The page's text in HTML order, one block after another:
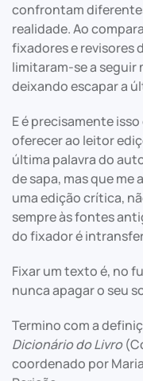
confrontam
realidade. Ao
fixadores e revisores
limitaram-se a seguir
deixando escapar a
E é precisamente
oferecer ao leitor
última palavra do
de sapa, mas que
uma edição crítica,
sempre às fontes
do fixador é
Fixar um texto é, no
nunca apagar o seu
Termino com a
Dicionário do Livro
coordenado por